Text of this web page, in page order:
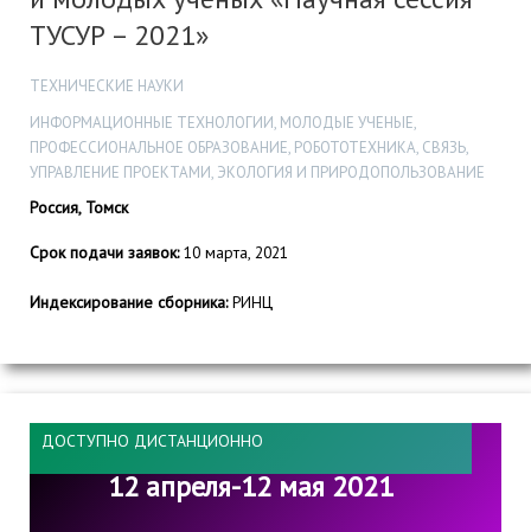
ТУСУР – 2021»
ТЕХНИЧЕСКИЕ НАУКИ
ИНФОРМАЦИОННЫЕ ТЕХНОЛОГИИ, МОЛОДЫЕ УЧЕНЫЕ,
ПРОФЕССИОНАЛЬНОЕ ОБРАЗОВАНИЕ, РОБОТОТЕХНИКА, СВЯЗЬ,
УПРАВЛЕНИЕ ПРОЕКТАМИ, ЭКОЛОГИЯ И ПРИРОДОПОЛЬЗОВАНИЕ
Россия, Томск
Срок подачи заявок:10 марта, 2021
Индексирование сборника:РИНЦ
ДОСТУПНО ДИСТАНЦИОННО
12 апреля-12 мая 2021